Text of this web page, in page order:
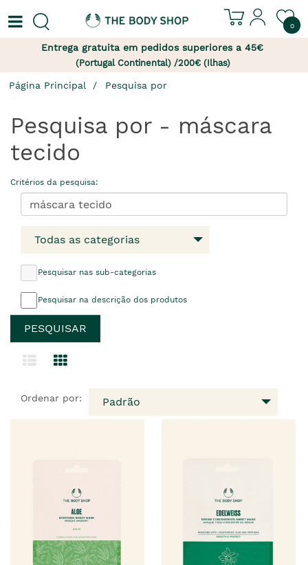
0
Entrega gratuita em pedidos superiores a 45€
(Portugal Continental) /200€ (Ilhas)
Página Principal Pesquisa por
Pesquisa por - máscara
tecido
Critérios da pesquisa:
Todas as categorias
Pesquisar nas sub-categorias
Pesquisar na descrição dos produtos
Ordenar por: Padrão